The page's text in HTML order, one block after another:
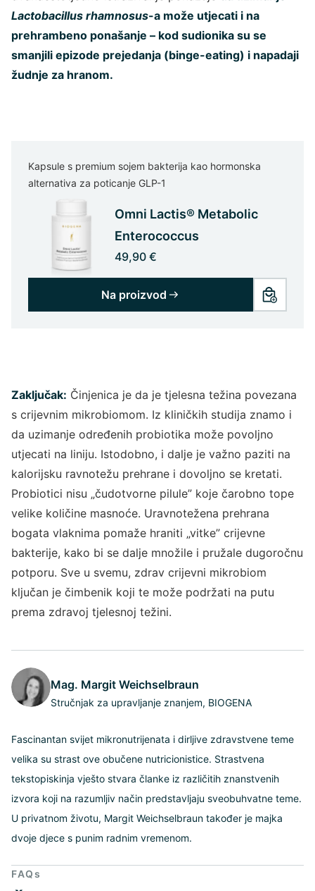
Lactobacillus rhamnosus-a može utjecati i na
prehrambeno ponašanje – kod sudionika su se
smanjili epizode prejedanja (binge-eating) i napadaji
žudnje za hranom.
Kapsule s premium sojem bakterija kao hormonska
alternativa za poticanje GLP-1
Omni Lactis® Metabolic
Enterococcus
49,90 €
Na proizvod
Zaključak: Činjenica je da je tjelesna težina povezana
s crijevnim mikrobiomom. Iz kliničkih studija znamo i
da uzimanje određenih probiotika može povoljno
utjecati na liniju. Istodobno, i dalje je važno paziti na
kalorijsku ravnotežu prehrane i dovoljno se kretati.
Probiotici nisu „čudotvorne pilule” koje čarobno tope
velike količine masnoće. Uravnotežena prehrana
bogata vlaknima pomaže hraniti „vitke” crijevne
bakterije, kako bi se dalje množile i pružale dugoročnu
potporu. Sve u svemu, zdrav crijevni mikrobiom
ključan je čimbenik koji te može podržati na putu
prema zdravoj tjelesnoj težini.
Mag. Margit Weichselbraun
Stručnjak za upravljanje znanjem, BIOGENA
Fascinantan svijet mikronutrijenata i dirljive zdravstvene teme
velika su strast ove obučene nutricionistice. Strastvena
tekstopiskinja vješto stvara članke iz različitih znanstvenih
izvora koji na razumljiv način predstavljaju sveobuhvatne teme.
U privatnom životu, Margit Weichselbraun također je majka
dvoje djece s punim radnim vremenom.
FAQs